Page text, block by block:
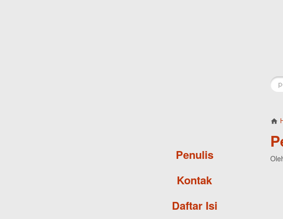
Penulis
Kontak
Daftar Isi